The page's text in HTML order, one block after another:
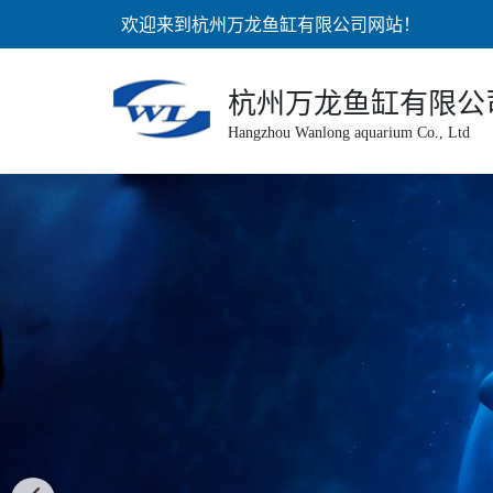
欢迎来到杭州万龙鱼缸有限公司网站！
杭州万龙鱼缸有限
Hangzhou Wanlong aquarium Co., Ltd